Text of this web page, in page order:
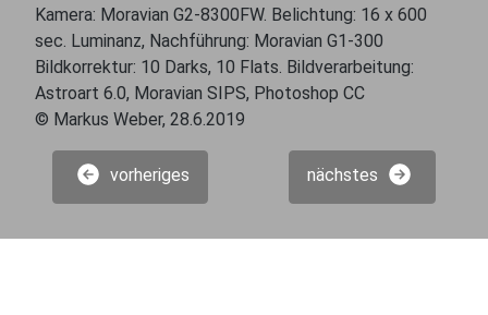
Kamera: Moravian G2-8300FW. Belichtung: 16 x 600
sec. Luminanz, Nachführung: Moravian G1-300
Bildkorrektur: 10 Darks, 10 Flats. Bildverarbeitung:
Astroart 6.0, Moravian SIPS, Photoshop CC
© Markus Weber, 28.6.2019
vorheriges nächstes